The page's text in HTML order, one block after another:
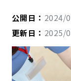
公開日： 2024/
更新日： 2025/